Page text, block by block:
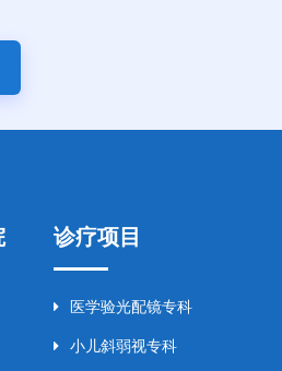
诊疗项目
医学验光配镜专科
小儿斜弱视专科